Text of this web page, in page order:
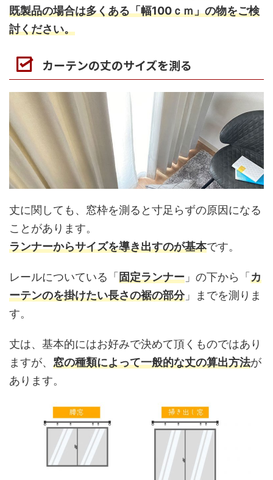
既製品の場合は多くある「幅100ｃｍ」の物をご検
討ください。
カーテンの丈のサイズを測る
丈に関しても、窓枠を測ると寸足らずの原因になる
ことがあります。
ランナーからサイズを導き出すのが基本です。
レールについている「 固定ランナー 」の下から「 カ
ーテンのを掛けたい長さの裾の部分」までを測りま
す。
丈は、基本的にはお好みで決めて頂くものではあり
ますが、 窓の種類によって一般的な丈の算出方法が
あります。